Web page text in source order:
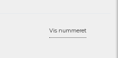
Vis nummeret